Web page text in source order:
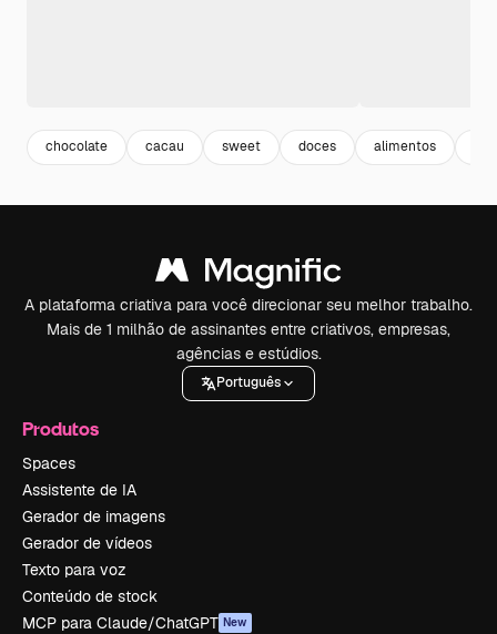
chocolate cacau sweet doces alimentos
A plataforma criativa para você direcionar seu melhor trabalho.
Mais de 1 milhão de assinantes entre criativos, empresas,
agências e estúdios.
Português
Produtos
Spaces
Assistente de IA
Gerador de imagens
Gerador de vídeos
Texto para voz
Conteúdo de stock
MCP para Claude/ChatGPT New